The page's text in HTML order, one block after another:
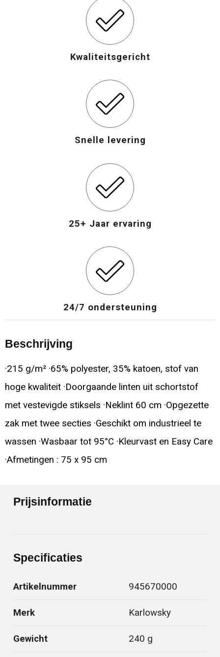
Kwaliteitsgericht
Snelle levering
25+ Jaar ervaring
24/7 ondersteuning
Beschrijving
·215 g/m² ·65% polyester, 35% katoen, stof van
hoge kwaliteit ·Doorgaande linten uit schortstof
met vestevigde stiksels ·Neklint 60 cm ·Opgezette
zak met twee secties ·Geschikt om industrieel te
wassen ·Wasbaar tot 95°C ·Kleurvast en Easy Care
·Afmetingen : 75 x 95 cm
Prijsinformatie
Specificaties
Artikelnummer 945670000
Merk Karlowsky
Gewicht 240 g